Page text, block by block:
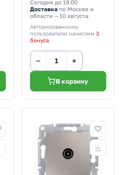
Сегодня до 18:00
Доставкапо Москве и
области — 10 августа
Авторизованному
пользователю начислим 3
бонуса
− +
В корзину